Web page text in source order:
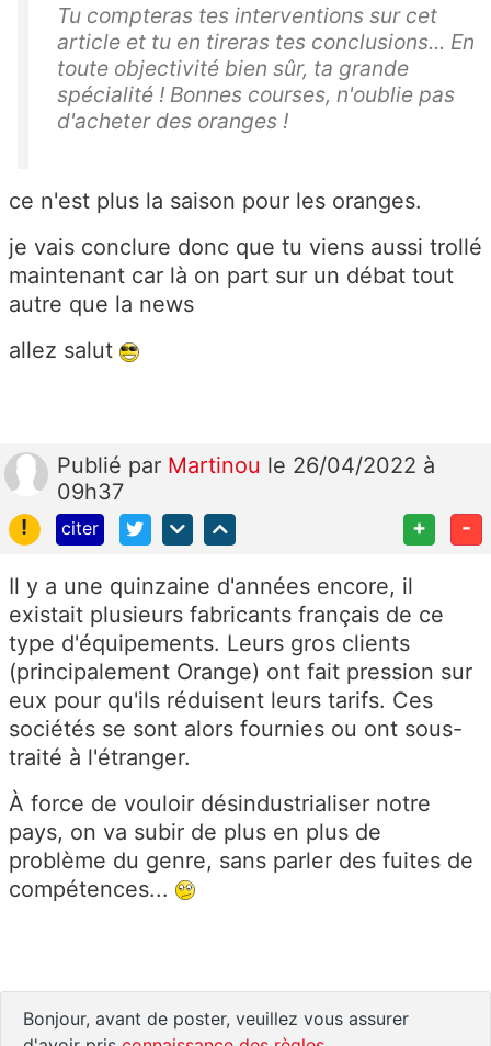
Tu compteras tes interventions sur cet
article et tu en tireras tes conclusions... En
toute objectivité bien sûr, ta grande
spécialité ! Bonnes courses, n'oublie pas
d'acheter des oranges !
ce n'est plus la saison pour les oranges.
je vais conclure donc que tu viens aussi trollé
maintenant car là on part sur un débat tout
autre que la news
allez salut
Publié par Martinou le 26/04/2022 à
09h37
!
citer + -
Il y a une quinzaine d'années encore, il
existait plusieurs fabricants français de ce
type d'équipements. Leurs gros clients
(principalement Orange) ont fait pression sur
eux pour qu'ils réduisent leurs tarifs. Ces
sociétés se sont alors fournies ou ont sous-
traité à l'étranger.
À force de vouloir désindustrialiser notre
pays, on va subir de plus en plus de
problème du genre, sans parler des fuites de
compétences...
Bonjour, avant de poster, veuillez vous assurer